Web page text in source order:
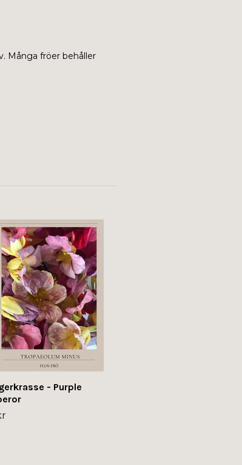
Många fröer behåller
- Purple